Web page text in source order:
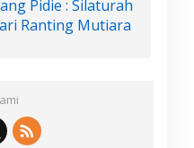
Pidie : Silaturah
Ranting Mutiara